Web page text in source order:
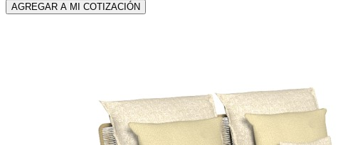
AGREGAR A MI COTIZACIÓN